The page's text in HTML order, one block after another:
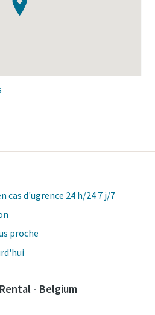
cas d'ugrence 24 h/24 7 j/7
proche
- Belgium